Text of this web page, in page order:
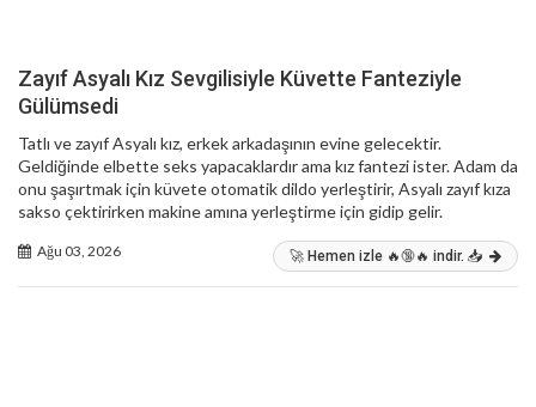
Zayıf Asyalı Kız Sevgilisiyle Küvette Fanteziyle
Gülümsedi
Tatlı ve zayıf Asyalı kız, erkek arkadaşının evine gelecektir.
Geldiğinde elbette seks yapacaklardır ama kız fantezi ister. Adam da
onu şaşırtmak için küvete otomatik dildo yerleştirir, Asyalı zayıf kıza
sakso çektirirken makine amına yerleştirme için gidip gelir.
Ağu 03, 2026 🚀 Hemen izle 🔥🔞🔥 indir. 📥